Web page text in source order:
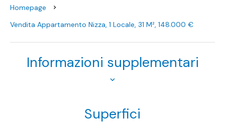
Homepage
Vendita Appartamento Nizza, 1 Locale, 31 M², 148.000 €
Informazioni supplementari
Superfici